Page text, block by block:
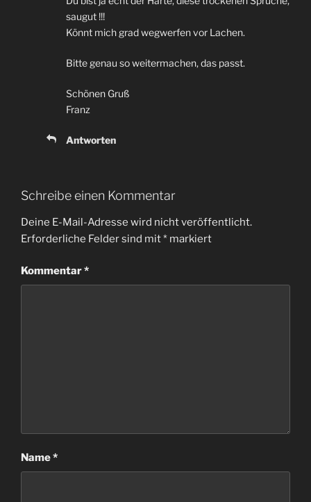
saugut !!!
Könnt mich grad wegwerfen vor Lachen.
Bitte genau so weitermachen, das passt.
Schönen Gruß
Franz
Antworten
Schreibe einen Kommentar
Deine E-Mail-Adresse wird nicht veröffentlicht.
Erforderliche Felder sind mit* markiert
Kommentar*
Name*